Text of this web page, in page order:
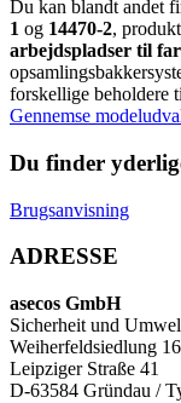
Du kan blandt andet
1 og 14470-2,
arbejdspladser til
forskellige beholdere
Gennemse
Du finder
Brugsanvisning
ADRESSE
asecos GmbH
Sicherheit und
Weiherfeldsiedlung
Leipziger Straße 41
D-63584 Gründau /